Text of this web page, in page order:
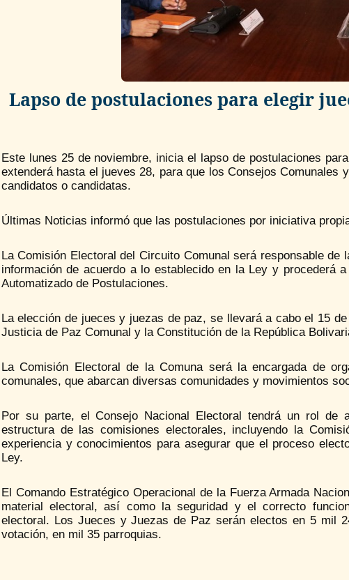
Lapso de postulaciones para elegir
Este lunes 25 de noviembre, inicia el lapso de postulaciones
extenderá hasta el jueves 28, para que los Consejos
candidatos o candidatas.
Últimas Noticias informó que las postulaciones por iniciativa
La Comisión Electoral del Circuito Comunal será responsable
información de acuerdo a lo establecido en la Ley y procederá
Automatizado de Postulaciones.
La elección de jueces y juezas de paz, se llevará a cabo el 15
Justicia de Paz Comunal y la Constitución de la República
La Comisión Electoral de la Comuna será la encargada de
comunales, que abarcan diversas comunidades y movimientos
Por su parte, el Consejo Nacional Electoral tendrá un rol
estructura de las comisiones electorales, incluyendo la
experiencia y conocimientos para asegurar que el proceso
Ley.
El Comando Estratégico Operacional de la Fuerza Armada
material electoral, así como la seguridad y el correcto
electoral. Los Jueces y Juezas de Paz serán electos en 5 mil
votación, en mil 35 parroquias.